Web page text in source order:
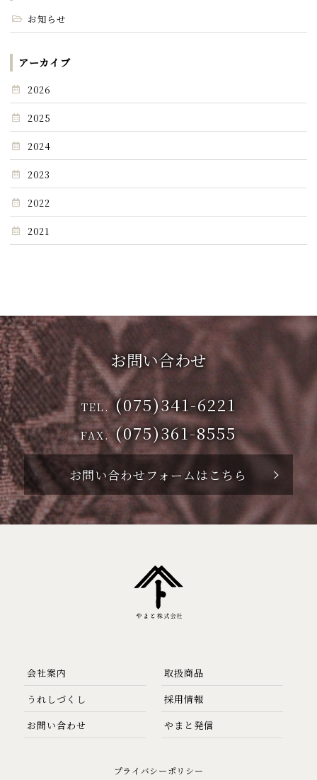
お知らせ
アーカイブ
2026
2025
2024
2023
2022
2021
お問い合わせ
TEL. (075)341-6221
FAX.(075)361-8555
お問い合わせフォームはこちら
会社案内
取扱商品
うれしづくし
採用情報
お問い合わせ
やまと発信
プライバシーポリシー